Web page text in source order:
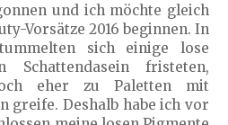
und ich möchte gleich
Vorsätze 2016 beginnen. In
sich einige lose
Schattendasein fristeten,
eher zu Paletten mit
greife. Deshalb habe ich vor